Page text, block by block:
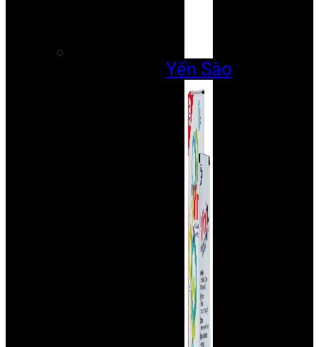
Yến Sào